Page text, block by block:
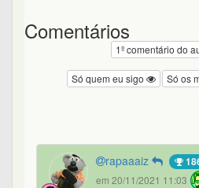
Comentários
1º comentário do
Só os
Só quem eu sigo
rapaaaiz
em 20/11/2021 11:03